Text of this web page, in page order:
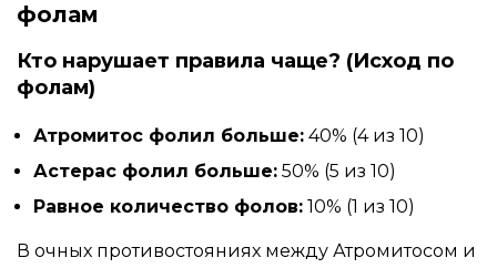
фолам
Кто нарушает правила чаще? (Исход по
фолам)
Атромитос фолил больше: 40% (4 из 10)
Астерас фолил больше: 50% (5 из 10)
Равное количество фолов: 10% (1 из 10)
В очных противостояниях между Атромитосом и